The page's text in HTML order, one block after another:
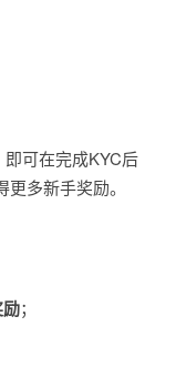
即可在完成KYC后
更多新手奖励。
；